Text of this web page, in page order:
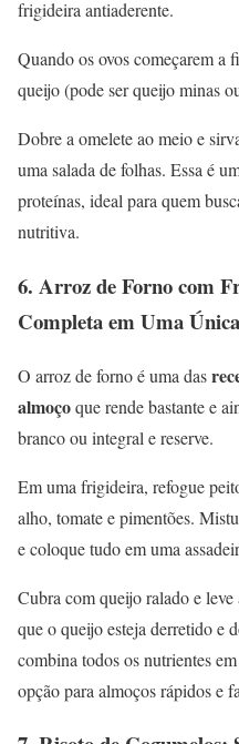
frigideira antiaderente.
Quando os ovos começarem a
queijo (pode ser queijo minas
Dobre a omelete ao meio e
uma salada de folhas. Essa é
proteínas, ideal para quem
nutritiva.
6. Arroz de Forno com
Completa em Uma
O arroz de forno é uma das
almoçoque rende bastante e
branco ou integral e reserve.
Em uma frigideira, refogue
alho, tomate e pimentões.
e coloque tudo em uma
Cubra com queijo ralado e
que o queijo esteja derretido e
combina todos os nutrientes
opção para almoços rápidos e